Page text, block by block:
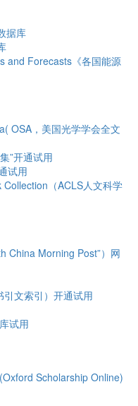
据库
and Forecasts《各国能源
OSA，美国光学学会全文
”开通试用
试用
（ACLS人文科学
China Morning Post”）网
文索引）开通试用
试用
Scholarship Online)